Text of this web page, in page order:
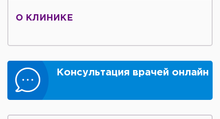
О КЛИНИКЕ
Консультация врачей онлайн